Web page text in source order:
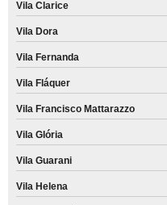
Vila Clarice
Vila Dora
Vila Fernanda
Vila Fláquer
Vila Francisco Mattarazzo
Vila Glória
Vila Guarani
Vila Helena